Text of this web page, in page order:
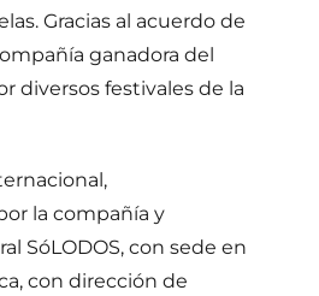
Gracias al acuerdo de
ganadora del
diversos festivales de la
la compañía y
SóLODOS, con sede en
con dirección de